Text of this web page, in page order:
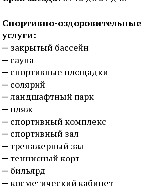
Спортивно-оздоровительные
услуги:
закрытый бассейн
сауна
спортивные площадки
солярий
ландшафтный парк
пляж
спортивный комплекс
спортивный зал
тренажерный зал
теннисный корт
бильярд
косметический кабинет